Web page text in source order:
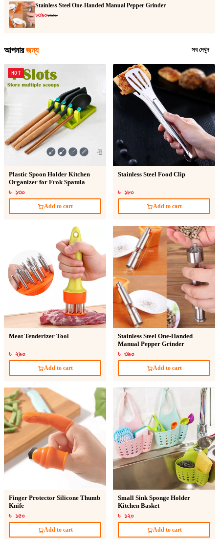
Stainless Steel One-Handed Manual Pepper Grinder
৳৩৯০৳৪৩৮
আপনার জন্য সব দেখুন
HOT
Plastic Spoon Holder Kitchen
Organizer for Frok Spatula
৳ ১৩০
Add to cart
Stainless Steel Food Clip
৳ ১৮০
Add to cart
Meat Tenderizer Tool
৳ ২৯০
Add to cart
Stainless Steel One-Handed
Manual Pepper Grinder
৳ ৩৯০
Add to cart
Finger Protector Silicone Thumb
Knife
৳ ১৫০
Add to cart
Small Sink Sponge Holder
Kitchen Basket
৳ ১২০
Add to cart